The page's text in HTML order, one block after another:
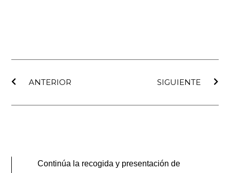
ANTERIOR
SIGUIENTE
Continúa la recogida y presentación de